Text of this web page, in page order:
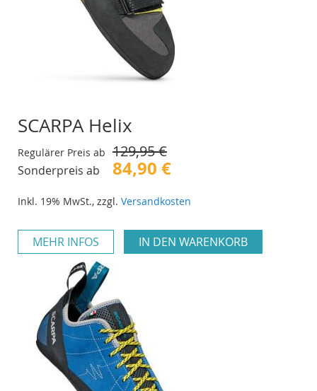
SCARPA Helix
Regulärer Preis ab 129,95 €
Sonderpreis ab 84,90 €
Inkl. 19% MwSt., zzgl. Versandkosten
MEHR INFOS IN DEN WARENKORB